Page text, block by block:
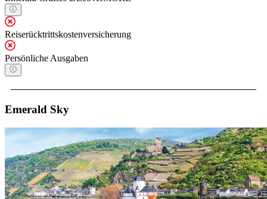
Reiserücktrittskostenversicherung
Persönliche Ausgaben
Emerald Sky